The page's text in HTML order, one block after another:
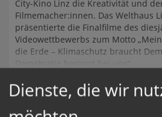
City-Kino Linz die Kreativität und
Filmemacher:innen. Das Welthaus
präsentierte die Finalfilme des
Videowettbewerbs zum Motto
die Erde – Klimaschutz braucht
Dienste, die wir